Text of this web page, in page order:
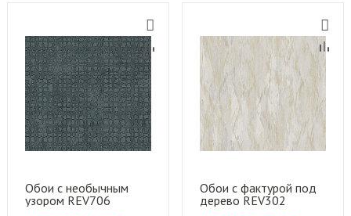
Обои с необычным
узором REV706
Обои с фактурой под
дерево REV302